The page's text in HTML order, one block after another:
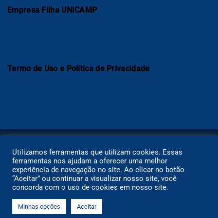
Empresa Filha UNICAMP
Termo de Uso e Política de Privacidade
Copyright ©2021 I Plataforma ESA. Todos os direitos
reservados.
Utilizamos ferramentas que utilizam cookies. Essas
ferramentas nos ajudam a oferecer uma melhor
experiência de navegação no site. Ao clicar no botão
“Aceitar” ou continuar a visualizar nosso site, você
concorda com o uso de cookies em nosso site.
Minhas opções Aceitar